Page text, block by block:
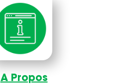
A Propos